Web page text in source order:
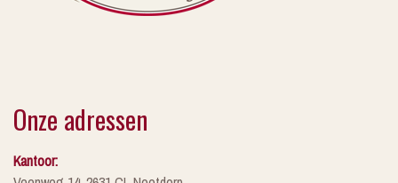
Onze adressen
Kantoor: